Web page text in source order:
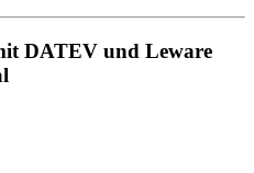
DATEV und Leware